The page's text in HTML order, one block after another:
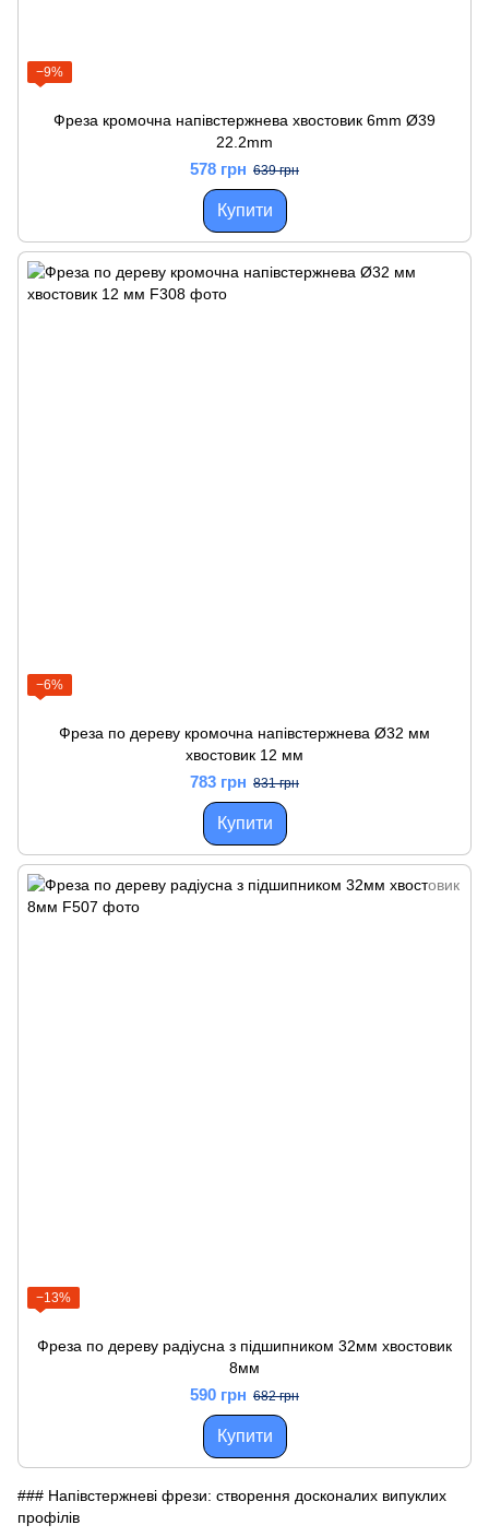
−9%
Фреза кромочна напівстержнева хвостовик 6mm Ø39
22.2mm
578 грн 639 грн
Купити
−6%
Фреза по дереву кромочна напівстержнева Ø32 мм
хвостовик 12 мм
783 грн 831 грн
Купити
−13%
Фреза по дереву радіусна з підшипником 32мм хвостовик
8мм
590 грн 682 грн
Купити
### Напівстержневі фрези: створення досконалих випуклих
профілів